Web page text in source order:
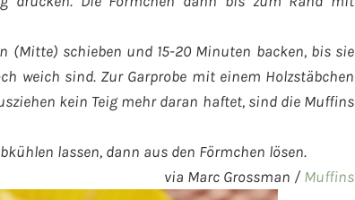
(Mitte) schieben und 15-20 Minuten backen, bis sie
weich sind. Zur Garprobe mit einem Holzstäbchen
kein Teig mehr daran haftet, sind die Muffins
lassen, dann aus den Förmchen lösen.
via Marc Grossman / Muffins